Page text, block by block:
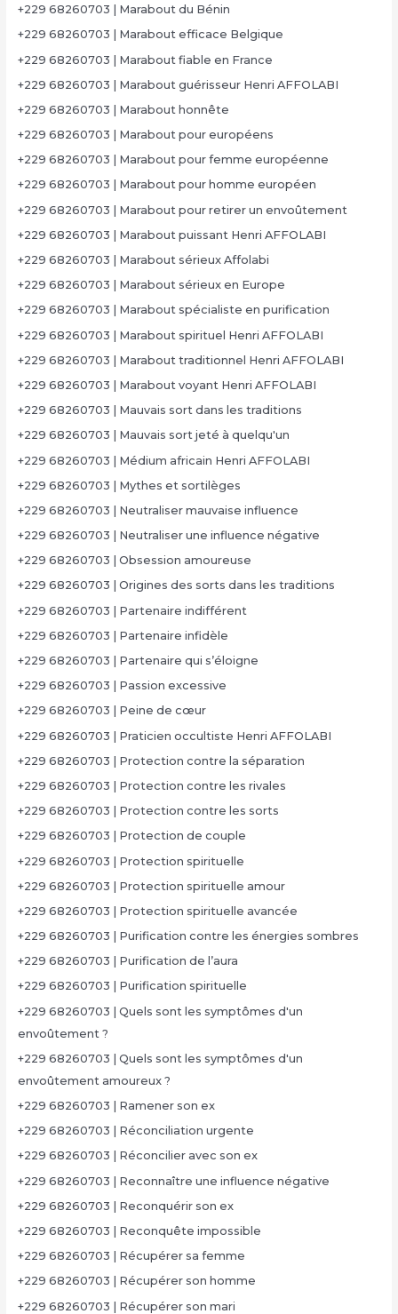
+229 68260703 | Marabout du Bénin
+229 68260703 | Marabout efficace Belgique
+229 68260703 | Marabout fiable en France
+229 68260703 | Marabout guérisseur Henri AFFOLABI
+229 68260703 | Marabout honnête
+229 68260703 | Marabout pour européens
+229 68260703 | Marabout pour femme européenne
+229 68260703 | Marabout pour homme européen
+229 68260703 | Marabout pour retirer un envoûtement
+229 68260703 | Marabout puissant Henri AFFOLABI
+229 68260703 | Marabout sérieux Affolabi
+229 68260703 | Marabout sérieux en Europe
+229 68260703 | Marabout spécialiste en purification
+229 68260703 | Marabout spirituel Henri AFFOLABI
+229 68260703 | Marabout traditionnel Henri AFFOLABI
+229 68260703 | Marabout voyant Henri AFFOLABI
+229 68260703 | Mauvais sort dans les traditions
+229 68260703 | Mauvais sort jeté à quelqu'un
+229 68260703 | Médium africain Henri AFFOLABI
+229 68260703 | Mythes et sortilèges
+229 68260703 | Neutraliser mauvaise influence
+229 68260703 | Neutraliser une influence négative
+229 68260703 | Obsession amoureuse
+229 68260703 | Origines des sorts dans les traditions
+229 68260703 | Partenaire indifférent
+229 68260703 | Partenaire infidèle
+229 68260703 | Partenaire qui s’éloigne
+229 68260703 | Passion excessive
+229 68260703 | Peine de cœur
+229 68260703 | Praticien occultiste Henri AFFOLABI
+229 68260703 | Protection contre la séparation
+229 68260703 | Protection contre les rivales
+229 68260703 | Protection contre les sorts
+229 68260703 | Protection de couple
+229 68260703 | Protection spirituelle
+229 68260703 | Protection spirituelle amour
+229 68260703 | Protection spirituelle avancée
+229 68260703 | Purification contre les énergies sombres
+229 68260703 | Purification de l’aura
+229 68260703 | Purification spirituelle
+229 68260703 | Quels sont les symptômes d'un
envoûtement ?
+229 68260703 | Quels sont les symptômes d'un
envoûtement amoureux ?
+229 68260703 | Ramener son ex
+229 68260703 | Réconciliation urgente
+229 68260703 | Réconcilier avec son ex
+229 68260703 | Reconnaître une influence négative
+229 68260703 | Reconquérir son ex
+229 68260703 | Reconquête impossible
+229 68260703 | Récupérer sa femme
+229 68260703 | Récupérer son homme
+229 68260703 | Récupérer son mari